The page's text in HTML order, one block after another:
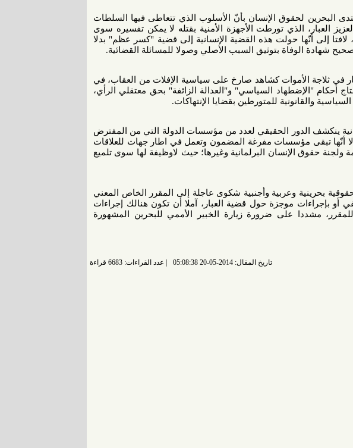
البحرين لحقوق الإنسان بأنّ الأسلوب الذي تتعاطى فيها السلطات
العبار، الذي تورطت الأجهزة الأمنية بقتله لا يمكن تفسيره سوى
لافتا إلى أنّها حولت هذه القضية الإنسانية إلى قضية "كسر عظم" بدلا
شهادة الوفاة بتوثيق السبب الأصلي وصولا للمسائلة القضائية.
في ثلاجة الأموات كشاهد صارخ على سياسية الإفلات من العقاب، في
أحكام "الإضطهاد السياسي" و"العدالة الزائفة" بحق معتقلي الرأي،
والقانونية للمتورطين بقضايا الإنتهاكات.
ينكشف الدور الحقيقي لعدد من مؤسسات الدولة التي من المفترض
أنّها تبقى مؤسسات مفرغة المضمون وتعمل في اطار جهات للعلاقات
ولجنة حقوق الإنسان البرلمانية وغيرها؛ حيث لاوظيفة لها سوى تلميع
"قبل أيام وجهت 16 منظمة حقوقية بحرينية وعربية وأجنبية شكوى عاجلة إلى المقرر الخاص المعني
أو بإجراءات موجزة حول قضية العبار، آملا أن تكون هنالك إجراءات
مشددا على ضرورة زيارة الخبير الأممي للبحرين المشهورة
تاريخ المقال: 2014-05-20 05:08:38